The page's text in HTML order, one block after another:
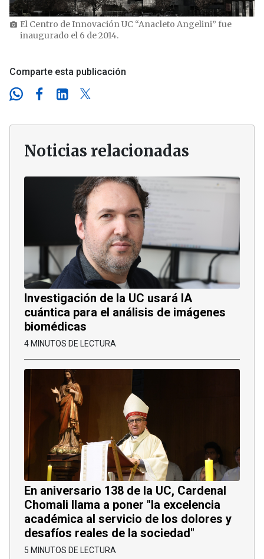
photo_camera El Centro de Innovación UC “Anacleto Angelini” fue
inaugurado el 6 de 2014.
Comparte esta publicación
Noticias relacionadas
Investigación de la UC usará IA
cuántica para el análisis de imágenes
biomédicas
4 MINUTOS DE LECTURA
En aniversario 138 de la UC, Cardenal
Chomali llama a poner "la excelencia
académica al servicio de los dolores y
desafíos reales de la sociedad"
5 MINUTOS DE LECTURA